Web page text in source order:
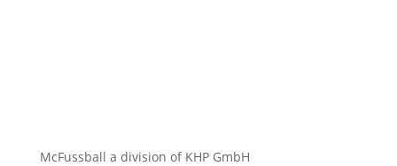
McFussball a division of KHP GmbH